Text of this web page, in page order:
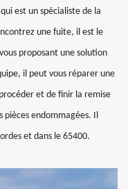
est un spécialiste de la
une fuite, il est le
proposant une solution
il peut vous réparer une
et de finir la remise
endommagées. Il
et dans le 65400.